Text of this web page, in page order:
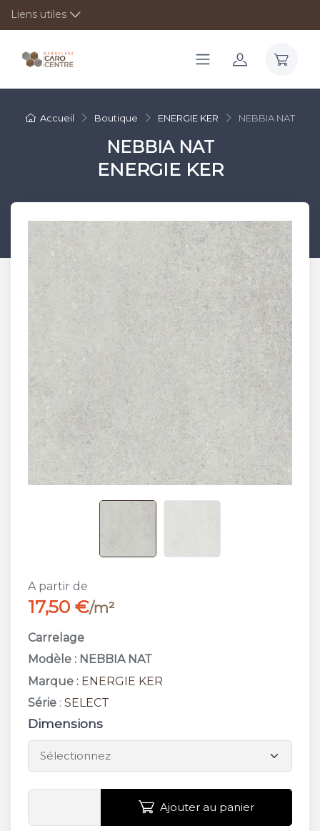
Liens utiles
Accueil Boutique ENERGIE KER NEBBIA NAT
NEBBIA NAT
ENERGIE KER
A partir de
17,50 €/m²
Carrelage
Modèle : NEBBIA NAT
Marque : ENERGIE KER
Série : SELECT
Dimensions
Ajouter au panier